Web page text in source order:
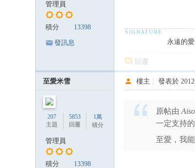
管理員
積分 13398
發訊息 永遠的
回覆
至愛米雪
207
主題
5853
回覆
1萬
積分
管理員
積分 13398
樓主 發表於
原帖由
一定支持
至愛，我